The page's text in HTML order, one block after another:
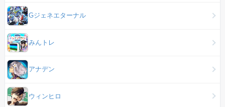
Gジェネエターナル
みんトレ
アナデン
ウィンヒロ